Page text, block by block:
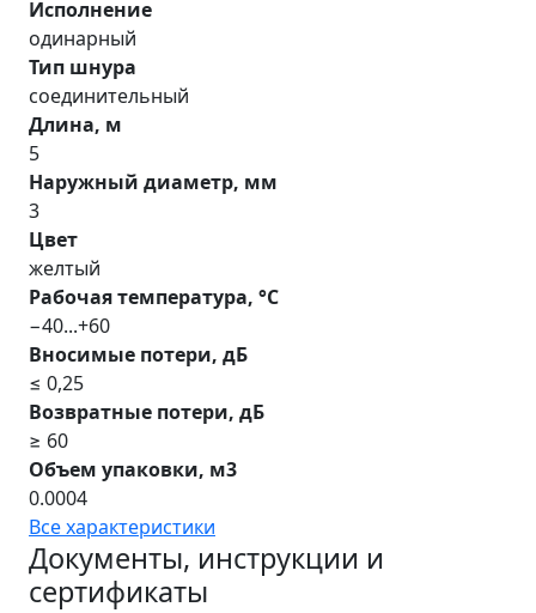
Исполнение
одинарный
Тип шнура
соединительный
Длина, м
5
Наружный диаметр, мм
3
Цвет
желтый
Рабочая температура, °С
−40...+60
Вносимые потери, дБ
≤ 0,25
Возвратные потери, дБ
≥ 60
Объем упаковки, м3
0.0004
Все характеристики
Документы, инструкции и
сертификаты